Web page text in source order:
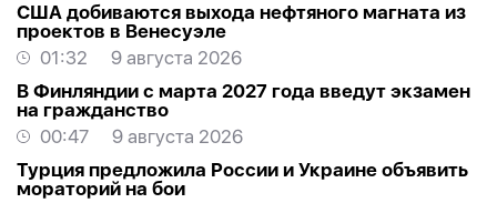
США добиваются выхода нефтяного магната из
проектов в Венесуэле
01:32
9 августа 2026
В Финляндии с марта 2027 года введут экзамен
на гражданство
00:47
9 августа 2026
Турция предложила России и Украине объявить
мораторий на бои